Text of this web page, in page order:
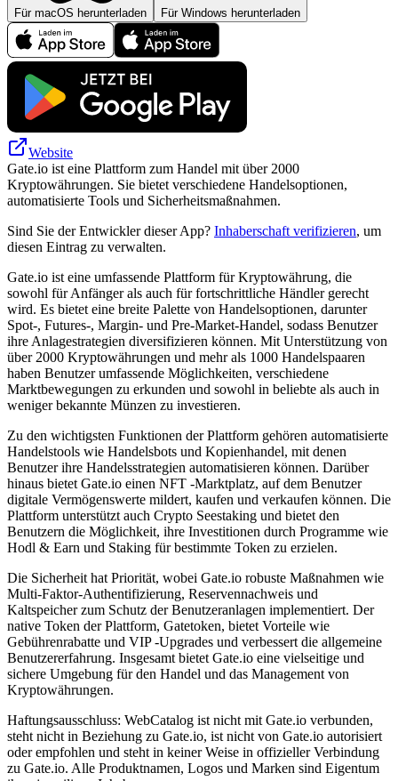
Für macOS herunterladen Für Windows herunterladen
Website
Gate.io ist eine Plattform zum Handel mit über 2000
Kryptowährungen. Sie bietet verschiedene Handelsoptionen,
automatisierte Tools und Sicherheitsmaßnahmen.
Sind Sie der Entwickler dieser App? Inhaberschaft verifizieren, um
diesen Eintrag zu verwalten.
Gate.io ist eine umfassende Plattform für Kryptowährung, die
sowohl für Anfänger als auch für fortschrittliche Händler gerecht
wird. Es bietet eine breite Palette von Handelsoptionen, darunter
Spot-, Futures-, Margin- und Pre-Market-Handel, sodass Benutzer
ihre Anlagestrategien diversifizieren können. Mit Unterstützung von
über 2000 Kryptowährungen und mehr als 1000 Handelspaaren
haben Benutzer umfassende Möglichkeiten, verschiedene
Marktbewegungen zu erkunden und sowohl in beliebte als auch in
weniger bekannte Münzen zu investieren.
Zu den wichtigsten Funktionen der Plattform gehören automatisierte
Handelstools wie Handelsbots und Kopienhandel, mit denen
Benutzer ihre Handelsstrategien automatisieren können. Darüber
hinaus bietet Gate.io einen NFT -Marktplatz, auf dem Benutzer
digitale Vermögenswerte mildert, kaufen und verkaufen können. Die
Plattform unterstützt auch Crypto Seestaking und bietet den
Benutzern die Möglichkeit, ihre Investitionen durch Programme wie
Hodl & Earn und Staking für bestimmte Token zu erzielen.
Die Sicherheit hat Priorität, wobei Gate.io robuste Maßnahmen wie
Multi-Faktor-Authentifizierung, Reservennachweis und
Kaltspeicher zum Schutz der Benutzeranlagen implementiert. Der
native Token der Plattform, Gatetoken, bietet Vorteile wie
Gebührenrabatte und VIP -Upgrades und verbessert die allgemeine
Benutzererfahrung. Insgesamt bietet Gate.io eine vielseitige und
sichere Umgebung für den Handel und das Management von
Kryptowährungen.
Haftungsausschluss: WebCatalog ist nicht mit Gate.io verbunden,
steht nicht in Beziehung zu Gate.io, ist nicht von Gate.io autorisiert
oder empfohlen und steht in keiner Weise in offizieller Verbindung
zu Gate.io. Alle Produktnamen, Logos und Marken sind Eigentum